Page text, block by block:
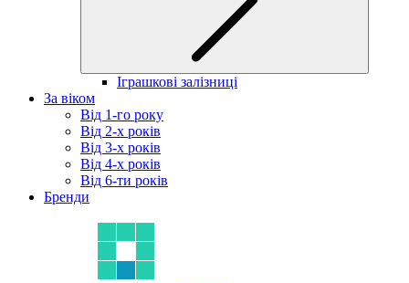
Іграшкові залізниці
За віком
Від 1-го року
Від 2-х років
Від 3-х років
Від 4-х років
Від 6-ти років
Бренди